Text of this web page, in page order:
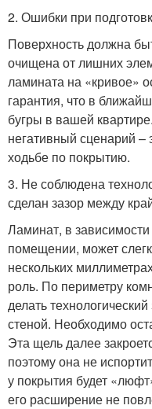
2. Ошибки при
Поверхность должна
очищена от лишних
ламината на «кривое»
гарантия, что в
бугры в вашей
негативный сценарий –
ходьбе по покрытию.
3. Не соблюдена
сделан зазор между
Ламинат, в
помещении, может
нескольких
роль. По периметру
делать
стеной. Необходимо
Эта щель далее
поэтому она не
у покрытия будет
его расширение не